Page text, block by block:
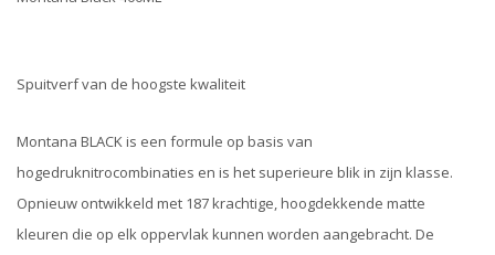
Spuitverf van de hoogste kwaliteit
Montana BLACK is een formule op basis van
hogedruknitrocombinaties en is het superieure blik in zijn klasse.
Opnieuw ontwikkeld met 187 krachtige, hoogdekkende matte
kleuren die op elk oppervlak kunnen worden aangebracht. De